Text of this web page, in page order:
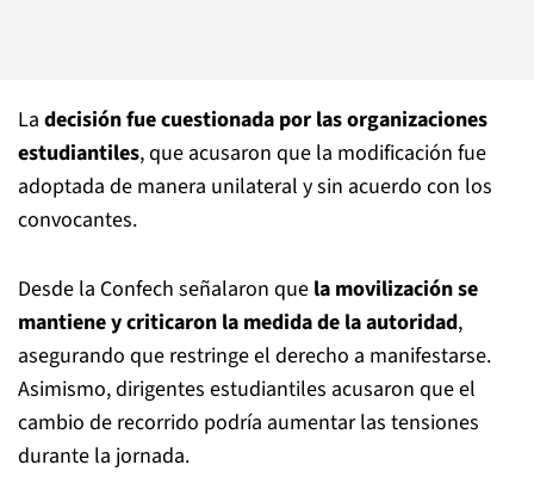
La decisión fue cuestionada por las organizaciones
estudiantiles, que acusaron que la modificación fue
adoptada de manera unilateral y sin acuerdo con los
convocantes.
Desde la Confech señalaron que la movilización se
mantiene y criticaron la medida de la autoridad,
asegurando que restringe el derecho a manifestarse.
Asimismo, dirigentes estudiantiles acusaron que el
cambio de recorrido podría aumentar las tensiones
durante la jornada.